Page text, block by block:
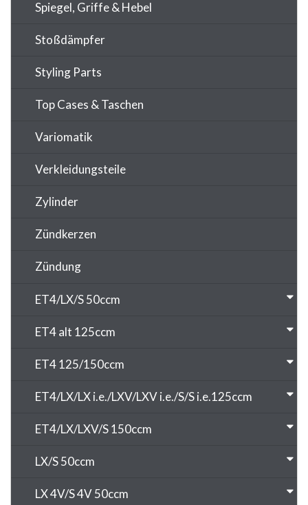
Spiegel, Griffe & Hebel
Stoßdämpfer
Styling Parts
Top Cases & Taschen
Variomatik
Verkleidungsteile
Zylinder
Zündkerzen
Zündung
ET4/LX/S 50ccm
ET4 alt 125ccm
ET4 125/150ccm
ET4/LX/LX i.e./LXV/LXV i.e./S/S i.e.125ccm
ET4/LX/LXV/S 150ccm
LX/S 50ccm
LX 4V/S 4V 50ccm